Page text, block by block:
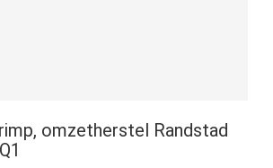
omzetherstel Randstad